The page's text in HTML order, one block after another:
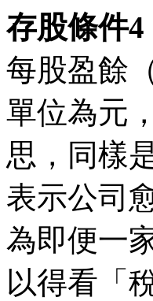
存股條件4
每股盈餘
單位為元
思，同樣
表示公司
為即便一
以得看「